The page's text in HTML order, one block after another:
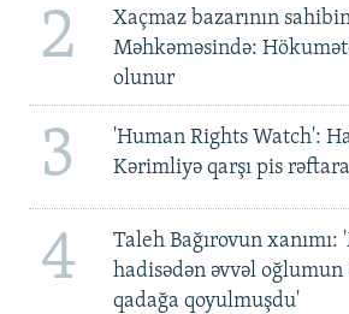
2
Xaçmaz bazarının
Məhkəməsində:
olunur
3
'Human Rights Watch':
Kərimliyə qarşı pis
4
Taleh Bağırovun
hadisədən əvvəl oğlumun
qadağa qoyulmuşdu'